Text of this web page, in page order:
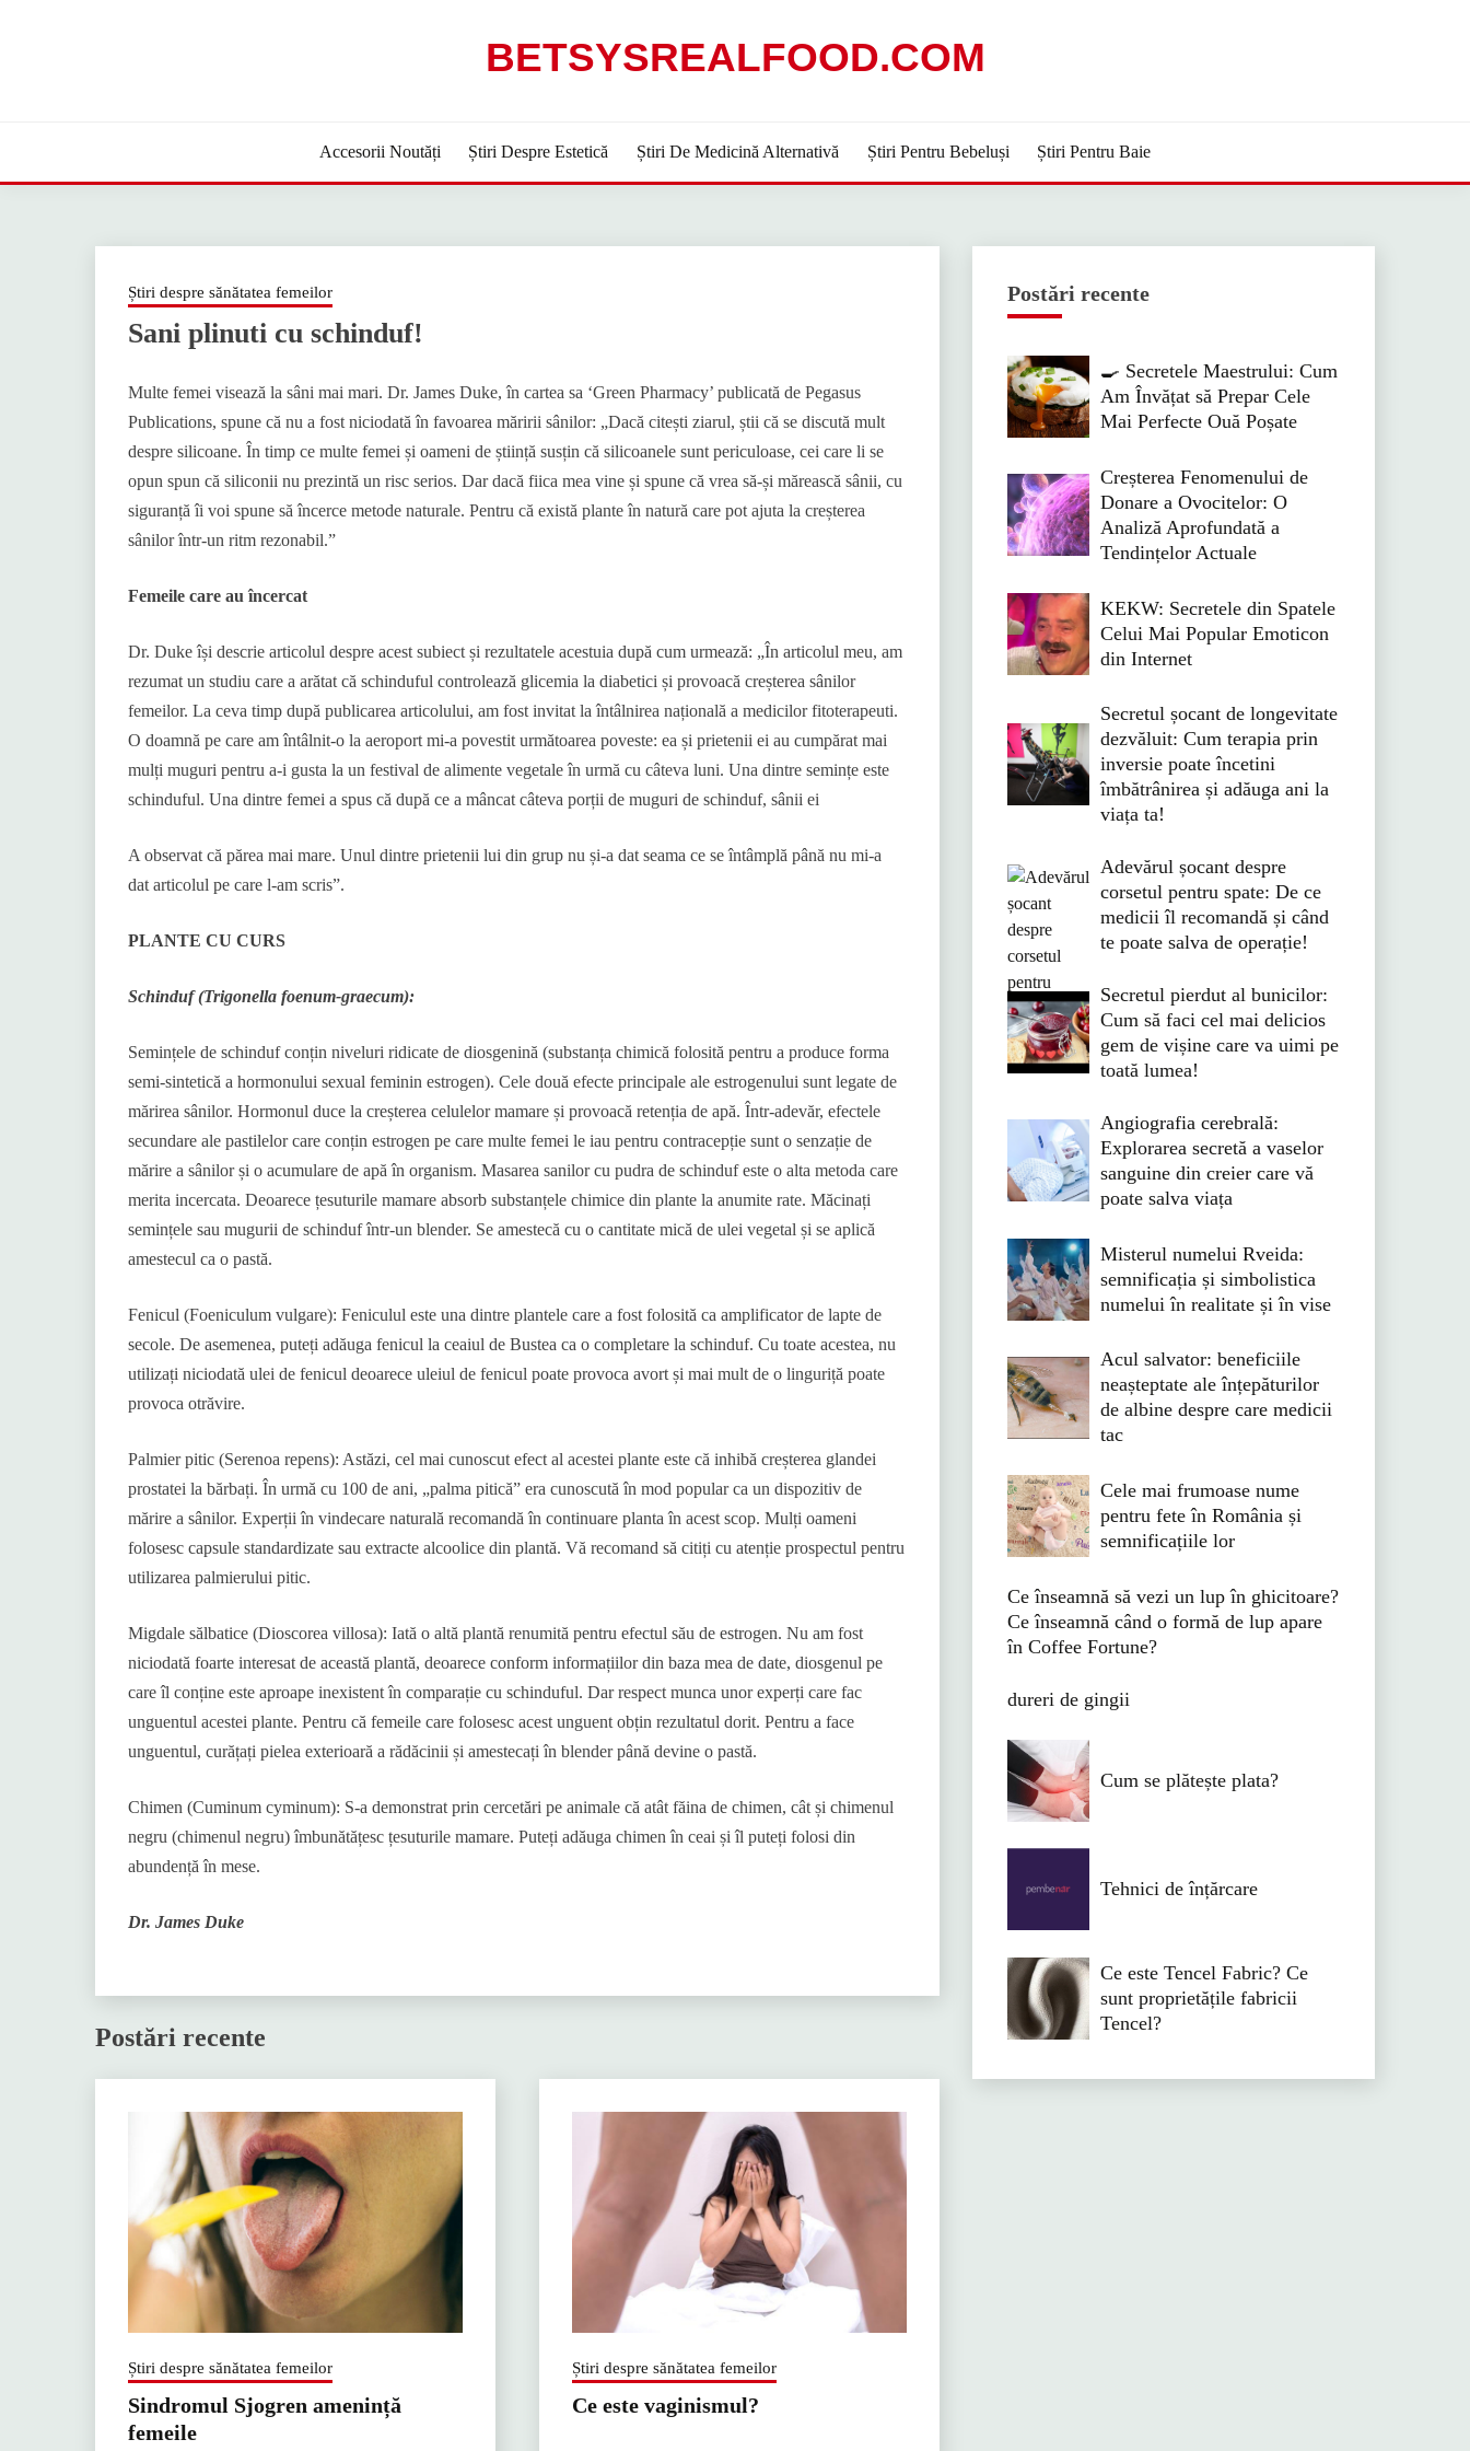
BETSYSREALFOOD.COM
Accesorii Noutăți Știri Despre Estetică Știri De Medicină Alternativă Știri Pentru Bebeluși Știri Pentru Baie
Știri despre sănătatea femeilor
Sani plinuti cu schinduf!
Multe femei visează la sâni mai mari. Dr. James Duke, în cartea sa ‘Green Pharmacy’ publicată de Pegasus
Publications, spune că nu a fost niciodată în favoarea măririi sânilor: „Dacă citești ziarul, știi că se discută mult
despre silicoane. În timp ce multe femei și oameni de știință susțin că silicoanele sunt periculoase, cei care li se
opun spun că siliconii nu prezintă un risc serios. Dar dacă fiica mea vine și spune că vrea să-și mărească sânii, cu
siguranță îi voi spune să încerce metode naturale. Pentru că există plante în natură care pot ajuta la creșterea
sânilor într-un ritm rezonabil.”
Femeile care au încercat
Dr. Duke își descrie articolul despre acest subiect și rezultatele acestuia după cum urmează: „În articolul meu, am
rezumat un studiu care a arătat că schinduful controlează glicemia la diabetici și provoacă creșterea sânilor
femeilor. La ceva timp după publicarea articolului, am fost invitat la întâlnirea națională a medicilor fitoterapeuti.
O doamnă pe care am întâlnit-o la aeroport mi-a povestit următoarea poveste: ea și prietenii ei au cumpărat mai
mulți muguri pentru a-i gusta la un festival de alimente vegetale în urmă cu câteva luni. Una dintre semințe este
schinduful. Una dintre femei a spus că după ce a mâncat câteva porții de muguri de schinduf, sânii ei
A observat că părea mai mare. Unul dintre prietenii lui din grup nu și-a dat seama ce se întâmplă până nu mi-a
dat articolul pe care l-am scris”.
PLANTE CU CURS
Schinduf (Trigonella foenum-graecum):
Semințele de schinduf conțin niveluri ridicate de diosgenină (substanța chimică folosită pentru a produce forma
semi-sintetică a hormonului sexual feminin estrogen). Cele două efecte principale ale estrogenului sunt legate de
mărirea sânilor. Hormonul duce la creșterea celulelor mamare și provoacă retenția de apă. Într-adevăr, efectele
secundare ale pastilelor care conțin estrogen pe care multe femei le iau pentru contracepție sunt o senzație de
mărire a sânilor și o acumulare de apă în organism. Masarea sanilor cu pudra de schinduf este o alta metoda care
merita incercata. Deoarece țesuturile mamare absorb substanțele chimice din plante la anumite rate. Măcinați
semințele sau mugurii de schinduf într-un blender. Se amestecă cu o cantitate mică de ulei vegetal și se aplică
amestecul ca o pastă.
Fenicul (Foeniculum vulgare): Feniculul este una dintre plantele care a fost folosită ca amplificator de lapte de
secole. De asemenea, puteți adăuga fenicul la ceaiul de Bustea ca o completare la schinduf. Cu toate acestea, nu
utilizați niciodată ulei de fenicul deoarece uleiul de fenicul poate provoca avort și mai mult de o linguriță poate
provoca otrăvire.
Palmier pitic (Serenoa repens): Astăzi, cel mai cunoscut efect al acestei plante este că inhibă creșterea glandei
prostatei la bărbați. În urmă cu 100 de ani, „palma pitică” era cunoscută în mod popular ca un dispozitiv de
mărire a sânilor. Experții în vindecare naturală recomandă în continuare planta în acest scop. Mulți oameni
folosesc capsule standardizate sau extracte alcoolice din plantă. Vă recomand să citiți cu atenție prospectul pentru
utilizarea palmierului pitic.
Migdale sălbatice (Dioscorea villosa): Iată o altă plantă renumită pentru efectul său de estrogen. Nu am fost
niciodată foarte interesat de această plantă, deoarece conform informațiilor din baza mea de date, diosgenul pe
care îl conține este aproape inexistent în comparație cu schinduful. Dar respect munca unor experți care fac
unguentul acestei plante. Pentru că femeile care folosesc acest unguent obțin rezultatul dorit. Pentru a face
unguentul, curățați pielea exterioară a rădăcinii și amestecați în blender până devine o pastă.
Chimen (Cuminum cyminum): S-a demonstrat prin cercetări pe animale că atât făina de chimen, cât și chimenul
negru (chimenul negru) îmbunătățesc țesuturile mamare. Puteți adăuga chimen în ceai și îl puteți folosi din
abundență în mese.
Dr. James Duke
Postări recente
Știri despre sănătatea femeilor
Sindromul Sjogren amenință
femeile
Știri despre sănătatea femeilor
Ce este vaginismul?
Postări recente
🍳 Secretele Maestrului: Cum
Am Învățat să Prepar Cele
Mai Perfecte Ouă Poșate
Creșterea Fenomenului de
Donare a Ovocitelor: O
Analiză Aprofundată a
Tendințelor Actuale
KEKW: Secretele din Spatele
Celui Mai Popular Emoticon
din Internet
Secretul șocant de longevitate
dezvăluit: Cum terapia prin
inversie poate încetini
îmbătrânirea și adăuga ani la
viața ta!
Adevărul șocant despre
corsetul pentru spate: De ce
medicii îl recomandă și când
te poate salva de operație!
Secretul pierdut al bunicilor:
Cum să faci cel mai delicios
gem de vișine care va uimi pe
toată lumea!
Angiografia cerebrală:
Explorarea secretă a vaselor
sanguine din creier care vă
poate salva viața
Misterul numelui Rveida:
semnificația și simbolistica
numelui în realitate și în vise
Acul salvator: beneficiile
neașteptate ale înțepăturilor
de albine despre care medicii
tac
Cele mai frumoase nume
pentru fete în România și
semnificațiile lor
Ce înseamnă să vezi un lup în ghicitoare?
Ce înseamnă când o formă de lup apare
în Coffee Fortune?
dureri de gingii
Cum se plătește plata?
Tehnici de înțărcare
Ce este Tencel Fabric? Ce
sunt proprietățile fabricii
Tencel?